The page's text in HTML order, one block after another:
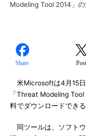
Modeling Tool 2014」の
Share Post
米Microsoftは4月15日
「Threat Modeling
料でダウンロードできる
同ツールは、ソフト